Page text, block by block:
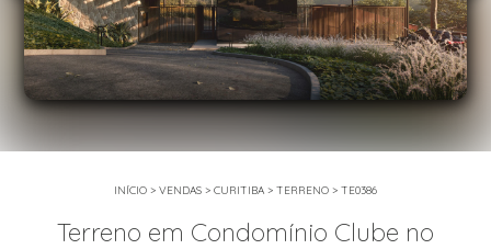
INÍCIO > VENDAS > CURITIBA > TERRENO > TE0386
Terreno em Condomínio Clube no